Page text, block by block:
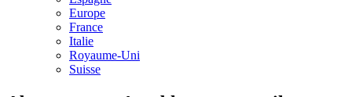
Europe
France
Italie
Royaume-Uni
Suisse